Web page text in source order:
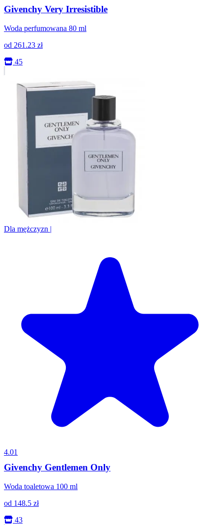
Givenchy Very Irresistible
Woda perfumowana 80 ml
od 261.23 zł
45
Dla mężczyzn |
4.01
Givenchy Gentlemen Only
Woda toaletowa 100 ml
od 148.5 zł
43